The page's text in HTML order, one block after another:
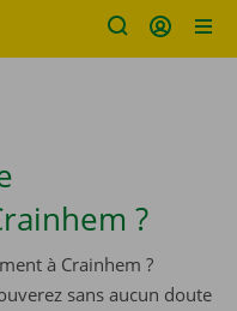
?
à Crainhem ?
sans aucun doute